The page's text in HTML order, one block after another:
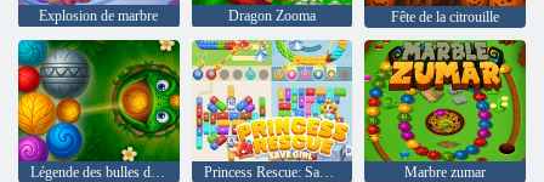
Explosion de marbre Dragon Zooma Fête de la citrouille
Légende des bulles de marbre Princess Rescue: Save Girl Marbre zumar